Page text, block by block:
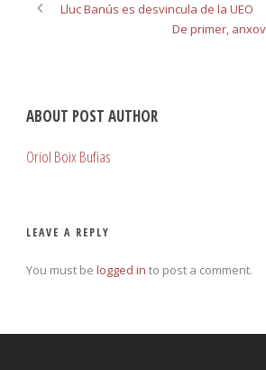
Lluc Banús es desvincula de la UEO
De primer,
ABOUT POST AUTHOR
Oriol Boix Bufias
LEAVE A REPLY
You must be logged in to post a comment.